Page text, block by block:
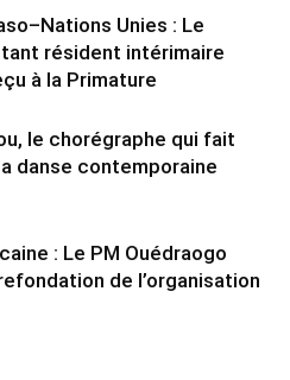
Unies : Le
résident intérimaire
à la Primature
le chorégraphe qui fait
danse contemporaine
: Le PM Ouédraogo
de l’organisation